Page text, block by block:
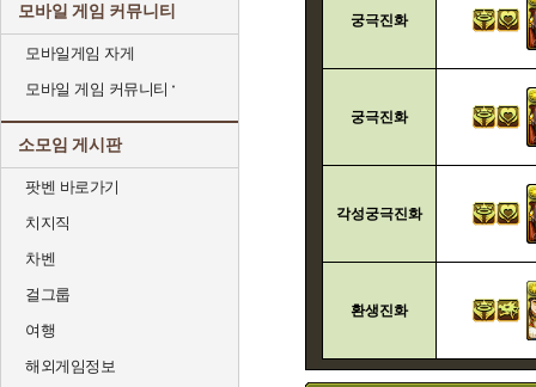
모바일 게임 커뮤니티
모바일게임 자게
모바일 게임 커뮤니티
소모임 게시판
팟벤 바로가기
치지직
차벤
걸그룹
여행
해외게임정보
궁극진화
궁극진화
각성궁극진화
환생진화